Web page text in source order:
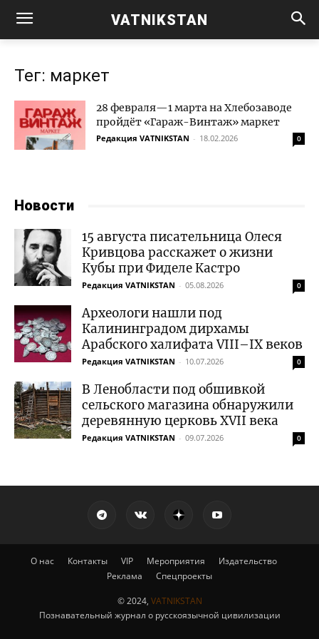
VATNIKSTAN
Тег: маркет
28 февраля—1 марта на Хлебозаводе
пройдёт «Гараж-Винтаж» маркет
Редакция VATNIKSTAN - 18.02.2026 0
Новости
15 августа писательница Олеся
Кривцова расскажет о жизни
Кубы при Фиделе Кастро
Редакция VATNIKSTAN - 05.08.2026 0
Археологи нашли под
Калининградом дирхамы
Арабского халифата VIII–IX веков
Редакция VATNIKSTAN - 10.07.2026 0
В Ленобласти под обшивкой
сельского магазина обнаружили
деревянную церковь XVII века
Редакция VATNIKSTAN - 09.07.2026 0
О нас Контакты VIP Мероприятия
Издательство
Реклама
Спецпроекты
© 2024, VATNIKSTAN
Познавательный журнал о русскоязычной цивилизации